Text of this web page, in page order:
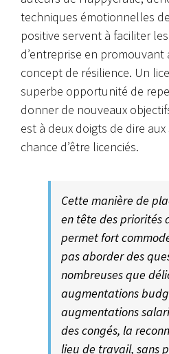
techniques émotionnelles
positive servent à faciliter
d’entreprise en promouvant
concept de résilience. Un
superbe opportunité de
donner de nouveaux
est à deux doigts de dire
chance d’être licenciés.
Cette manière de
en tête des priorités
permet fort
pas aborder des
nombreuses que
augmentations
augmentations
des congés, la
lieu de travail, sans